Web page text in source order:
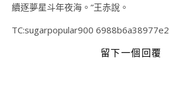
續逐夢星斗年夜海。”王赤說。
TC:sugarpopular900
留下一個回覆